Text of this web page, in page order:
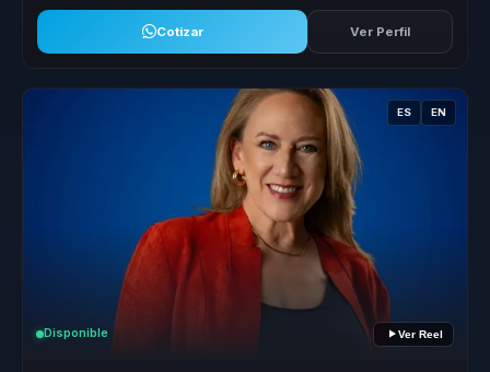
Cotizar Ver Perfil
ES EN
Disponible Ver Reel